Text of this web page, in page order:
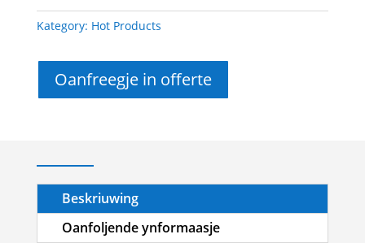
Kategory: Hot Products
Oanfreegje in offerte
Beskriuwing
Oanfoljende ynformaasje